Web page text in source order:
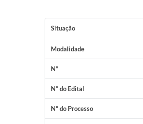
Situação
Modalidade
Nº
Nº do Edital
Nº do Processo